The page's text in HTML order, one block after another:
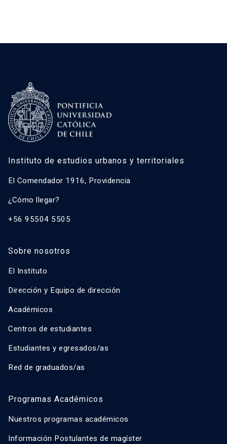
Instituto de estudios urbanos y territoriales
El Comendador 1916, Providencia
¿Cómo llegar?
+56 95504 5505
Sobre nosotros
El Instituto
Dirección y Equipo de dirección
Académicos
Centros de estudiantes
Estudiantes y egresados/as
Red de graduados/as
Programas Académicos
Nuestros programas académicos
Información Postulantes de magíster